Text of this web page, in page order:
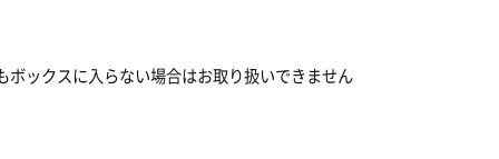
ックスに入らない場合はお取り扱いできません